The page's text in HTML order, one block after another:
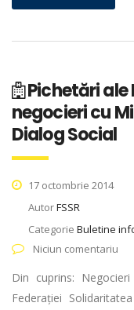
Pichetări ale
negocieri cu
Dialog Social
17 octombrie 2014
AutorFSSR
Categorie Buletine
Niciun comentariu
Din cuprins:
Federației